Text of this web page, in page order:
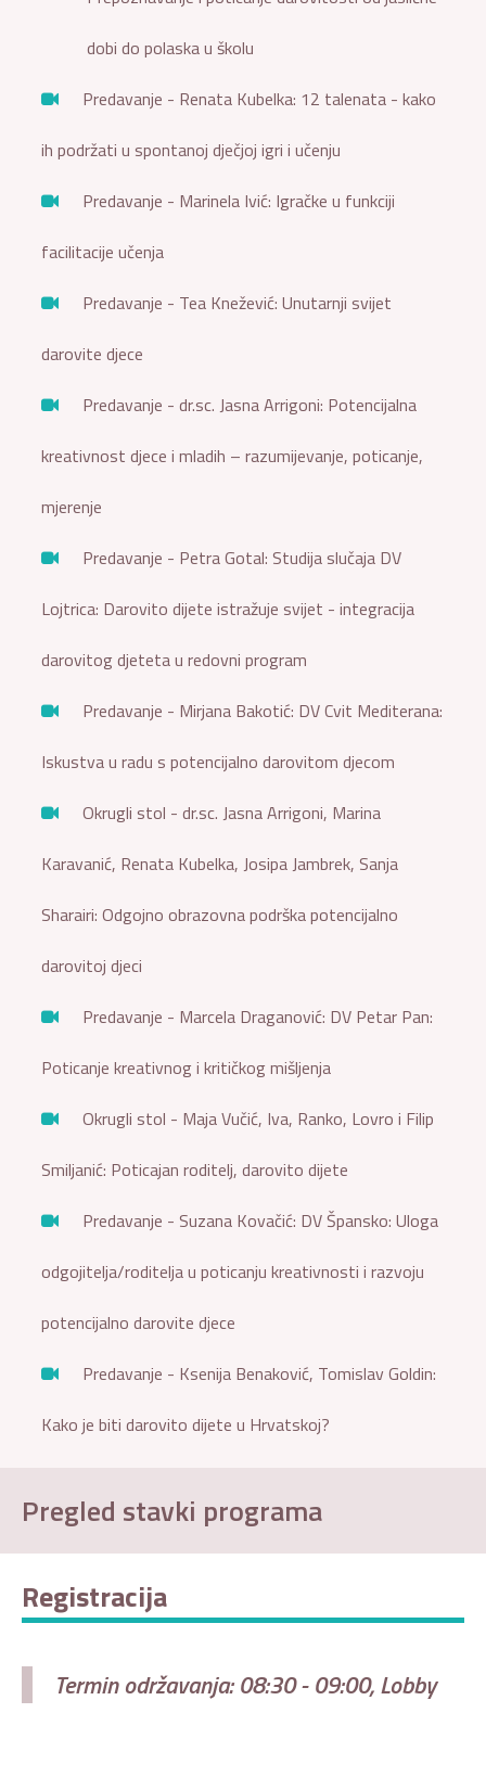
dobi do polaska u školu
Predavanje - Renata Kubelka: 12 talenata - kako
ih podržati u spontanoj dječjoj igri i učenju
Predavanje - Marinela Ivić: Igračke u funkciji
facilitacije učenja
Predavanje - Tea Knežević: Unutarnji svijet
darovite djece
Predavanje - dr.sc. Jasna Arrigoni: Potencijalna
kreativnost djece i mladih – razumijevanje, poticanje,
mjerenje
Predavanje - Petra Gotal: Studija slučaja DV
Lojtrica: Darovito dijete istražuje svijet - integracija
darovitog djeteta u redovni program
Predavanje - Mirjana Bakotić: DV Cvit Mediterana:
Iskustva u radu s potencijalno darovitom djecom
Okrugli stol - dr.sc. Jasna Arrigoni, Marina
Karavanić, Renata Kubelka, Josipa Jambrek, Sanja
Sharairi: Odgojno obrazovna podrška potencijalno
darovitoj djeci
Predavanje - Marcela Draganović: DV Petar Pan:
Poticanje kreativnog i kritičkog mišljenja
Okrugli stol - Maja Vučić, Iva, Ranko, Lovro i Filip
Smiljanić: Poticajan roditelj, darovito dijete
Predavanje - Suzana Kovačić: DV Špansko: Uloga
odgojitelja/roditelja u poticanju kreativnosti i razvoju
potencijalno darovite djece
Predavanje - Ksenija Benaković, Tomislav Goldin:
Kako je biti darovito dijete u Hrvatskoj?
Pregled stavki programa
Registracija
Termin održavanja: 08:30 - 09:00, Lobby